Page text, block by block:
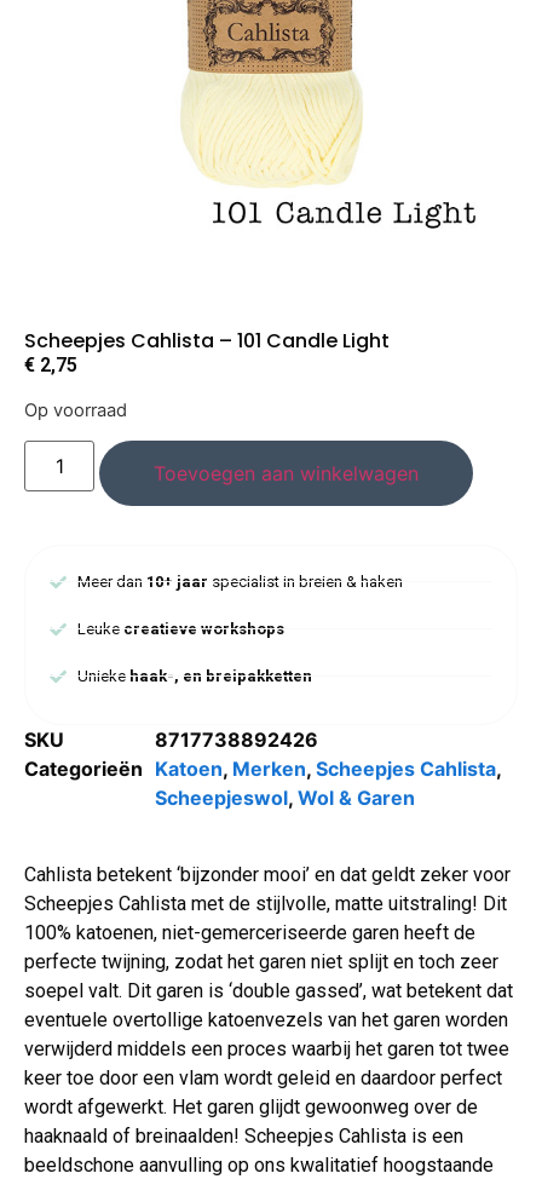
Scheepjes Cahlista – 101 Candle Light
€ 2,75
Op voorraad
Toevoegen aan winkelwagen
Meer dan 10+ jaar specialist in breien & haken
Leuke creatieve workshops
Uniekehaak-, en breipakketten
SKU
8717738892426
Categorieën Katoen, Merken, Scheepjes Cahlista,
Scheepjeswol, Wol & Garen
Cahlista betekent ‘bijzonder mooi’ en dat geldt zeker voor
Scheepjes Cahlista met de stijlvolle, matte uitstraling! Dit
100% katoenen, niet-gemerceriseerde garen heeft de
perfecte twijning, zodat het garen niet splijt en toch zeer
soepel valt. Dit garen is ‘double gassed’, wat betekent dat
eventuele overtollige katoenvezels van het garen worden
verwijderd middels een proces waarbij het garen tot twee
keer toe door een vlam wordt geleid en daardoor perfect
wordt afgewerkt. Het garen glijdt gewoonweg over de
haaknaald of breinaalden! Scheepjes Cahlista is een
beeldschone aanvulling op ons kwalitatief hoogstaande